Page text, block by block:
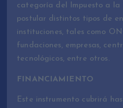
categoría del Impuesto a la
postular distintos tipos de
instituciones, tales como
fundaciones, empresas,
tecnológicos, entre otros.
FINANCIAMIENTO
Este instrumento cubrirá